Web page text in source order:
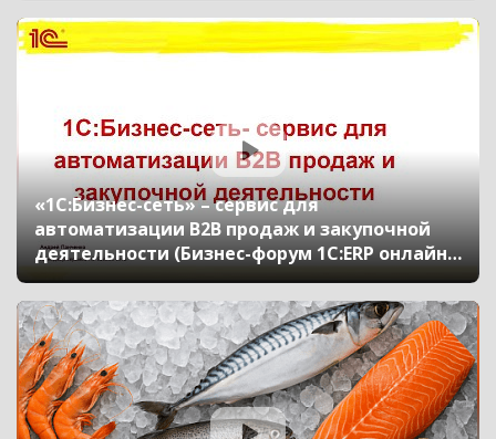
«1С:Бизнес-сеть» – сервис для
автоматизации B2B продаж и закупочной
деятельности (Бизнес-форум 1С:ERP онлайн
18 ноября 2020 г., Панченко Андрей, «1С»)